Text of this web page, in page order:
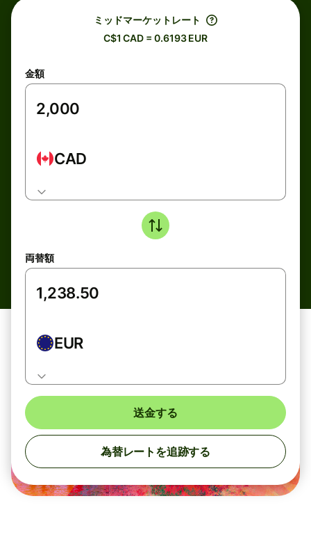
ミッドマーケットレート
C$1 CAD = 0.6193 EUR
金額
CAD
両替額
EUR
送金する
為替レートを追跡する